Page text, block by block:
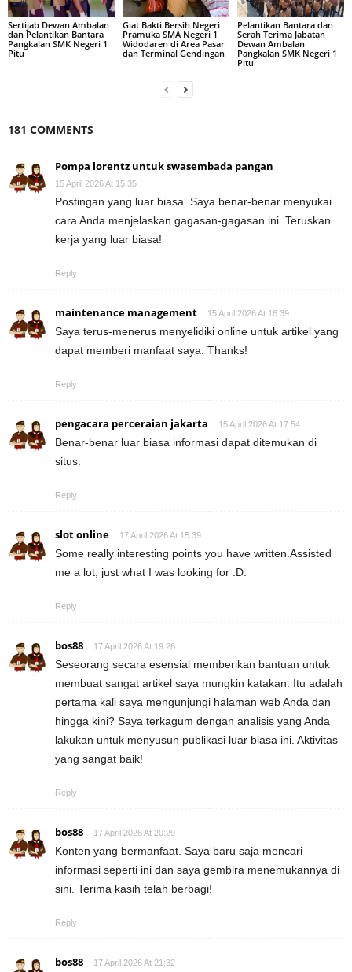
Sertijab Dewan Ambalan
dan Pelantikan Bantara
Pangkalan SMK Negeri 1
Pitu
Giat Bakti Bersih Negeri
Pramuka SMA Negeri 1
Widodaren di Area Pasar
dan Terminal Gendingan
Pelantikan Bantara dan
Serah Terima Jabatan
Dewan Ambalan
Pangkalan SMK Negeri 1
Pitu
181 COMMENTS
Pompa lorentz untuk swasembada pangan
15 April 2026 At 15:35
Postingan yang luar biasa. Saya benar-benar menyukai
cara Anda menjelaskan gagasan-gagasan ini. Teruskan
kerja yang luar biasa!
Reply
maintenance management 15 April 2026 At 16:39
Saya terus-menerus menyelidiki online untuk artikel yang
dapat memberi manfaat saya. Thanks!
Reply
pengacara perceraian jakarta 15 April 2026 At 17:54
Benar-benar luar biasa informasi dapat ditemukan di
situs.
Reply
slot online 17 April 2026 At 15:39
Some really interesting points you have written.Assisted
me a lot, just what I was looking for :D.
Reply
bos88 17 April 2026 At 19:26
Seseorang secara esensial memberikan bantuan untuk
membuat sangat artikel saya mungkin katakan. Itu adalah
pertama kali saya mengunjungi halaman web Anda dan
hingga kini? Saya terkagum dengan analisis yang Anda
lakukan untuk menyusun publikasi luar biasa ini. Aktivitas
yang sangat baik!
Reply
bos88 17 April 2026 At 20:29
Konten yang bermanfaat. Saya baru saja mencari
informasi seperti ini dan saya gembira menemukannya di
sini. Terima kasih telah berbagi!
Reply
bos88 17 April 2026 At 21:32